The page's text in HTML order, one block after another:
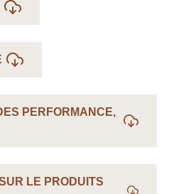
PERFORMANCE,
LE PRODUITS